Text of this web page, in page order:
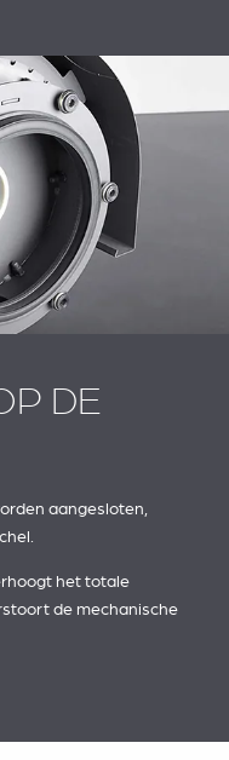
DE
aangesloten,
het totale
de mechanische